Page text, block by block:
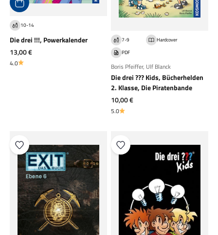
10-14
Die drei !!!, Powerkalender
Angebot
13,00 €
4.0
7-9
Hardcover
PDF
Boris Pfeiffer, Ulf Blanck
Die drei ??? Kids, Bücherhelden
2. Klasse, Die Piratenbande
Angebot
10,00 €
5.0